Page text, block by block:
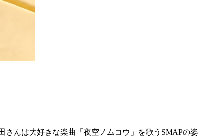
んは大好きな楽曲「夜空ノムコウ」を歌うSMAPの姿